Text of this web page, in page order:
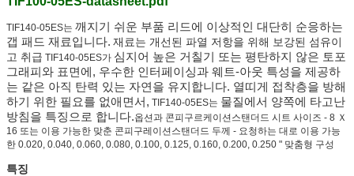
TIF140-05ES는 깨지기 쉬운 부품 리드에 이상적인 대단히 순응하는
갭 패드 재료입니다. 재료는 개선된 파열 저항을 위해 보강된 섬유이
고 취급 TIF140-05ES가 심지어 높은 거칠기 또는 평탄하지 않은 토포
그래피와 표면에, 우수한 인터페이싱과 웨트-아웃 특성을 제공하
는 같은 아직 탄력 있는 자연을 유지합니다. 열띠게 접착층을 방해
하기 위한 필요를 없애면서, TIF140-05ES는 물질에서 양쪽에 타고난
방침을 특징으로 합니다.옵션과 콘피구르케이션스탠더드 시트 사이즈 - 8 Ｘ
16 또는 이용 가능한 맞춘 콘피구레이션스탠더드 두께 - 요청하는 대로 이용 가능
한 0.020, 0.040, 0.060, 0.080, 0.100, 0.125, 0.160, 0.200, 0.250 " 맞춤형 구성
특징